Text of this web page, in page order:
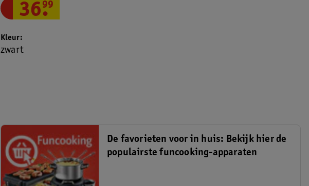
36.
99
Kleur
zwart
De favorieten voor in huis: Bekijk hier de
populairste funcooking-apparaten